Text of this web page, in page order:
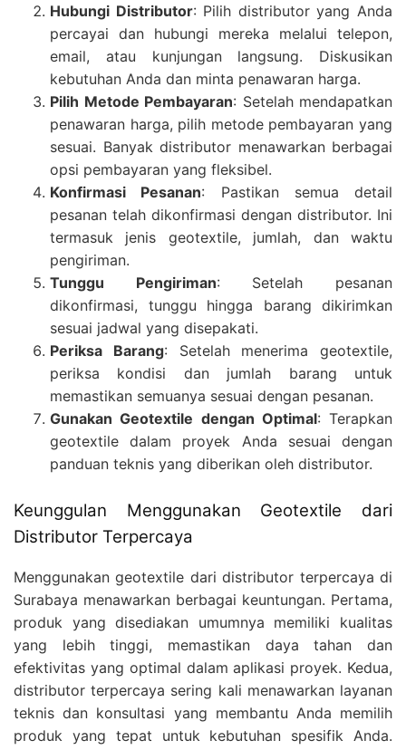
Hubungi Distributor: Pilih distributor yang Anda
percayai dan hubungi mereka melalui telepon,
email, atau kunjungan langsung. Diskusikan
kebutuhan Anda dan minta penawaran harga.
Pilih Metode Pembayaran: Setelah mendapatkan
penawaran harga, pilih metode pembayaran yang
sesuai. Banyak distributor menawarkan berbagai
opsi pembayaran yang fleksibel.
Konfirmasi Pesanan: Pastikan semua detail
pesanan telah dikonfirmasi dengan distributor. Ini
termasuk jenis geotextile, jumlah, dan waktu
pengiriman.
Tunggu Pengiriman: Setelah pesanan
dikonfirmasi, tunggu hingga barang dikirimkan
sesuai jadwal yang disepakati.
Periksa Barang: Setelah menerima geotextile,
periksa kondisi dan jumlah barang untuk
memastikan semuanya sesuai dengan pesanan.
Gunakan Geotextile dengan Optimal: Terapkan
geotextile dalam proyek Anda sesuai dengan
panduan teknis yang diberikan oleh distributor.
Keunggulan Menggunakan Geotextile dari
Distributor Terpercaya
Menggunakan geotextile dari distributor terpercaya di
Surabaya menawarkan berbagai keuntungan. Pertama,
produk yang disediakan umumnya memiliki kualitas
yang lebih tinggi, memastikan daya tahan dan
efektivitas yang optimal dalam aplikasi proyek. Kedua,
distributor terpercaya sering kali menawarkan layanan
teknis dan konsultasi yang membantu Anda memilih
produk yang tepat untuk kebutuhan spesifik Anda.